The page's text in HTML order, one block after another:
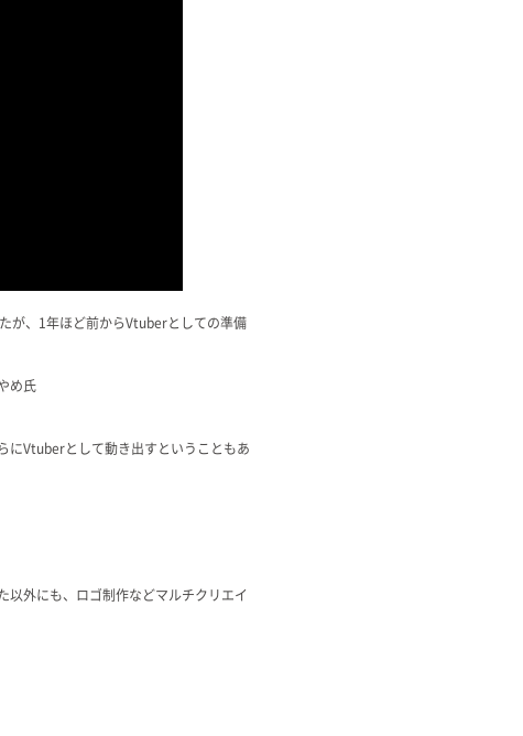
が、1年ほど前からVtuberとしての準備
め氏
にVtuberとして動き出すということもあ
以外にも、ロゴ制作などマルチクリエイ